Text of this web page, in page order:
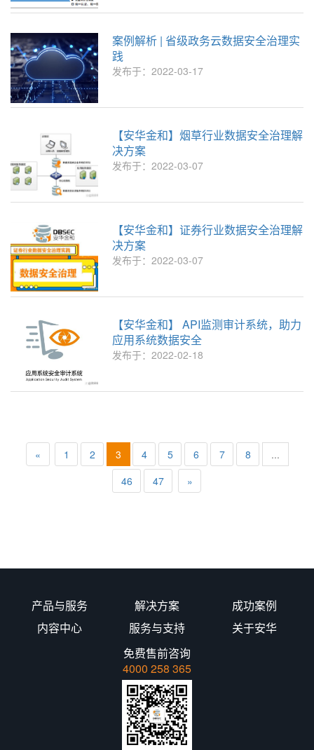
案例解析 | 省级政务云数据安全治理实
践
发布于：2022-03-17
【安华金和】烟草行业数据安全治理解
决方案
发布于：2022-03-07
【安华金和】证券行业数据安全治理解
决方案
发布于：2022-03-07
【安华金和】 API监测审计系统，助力
应用系统数据安全
发布于：2022-02-18
« 1 2 3 4 5 6 7 8
...
46
47 »
产品与服务 解决方案
成功案例
内容中心
服务与支持
关于安华
免费售前咨询
4000 258 365